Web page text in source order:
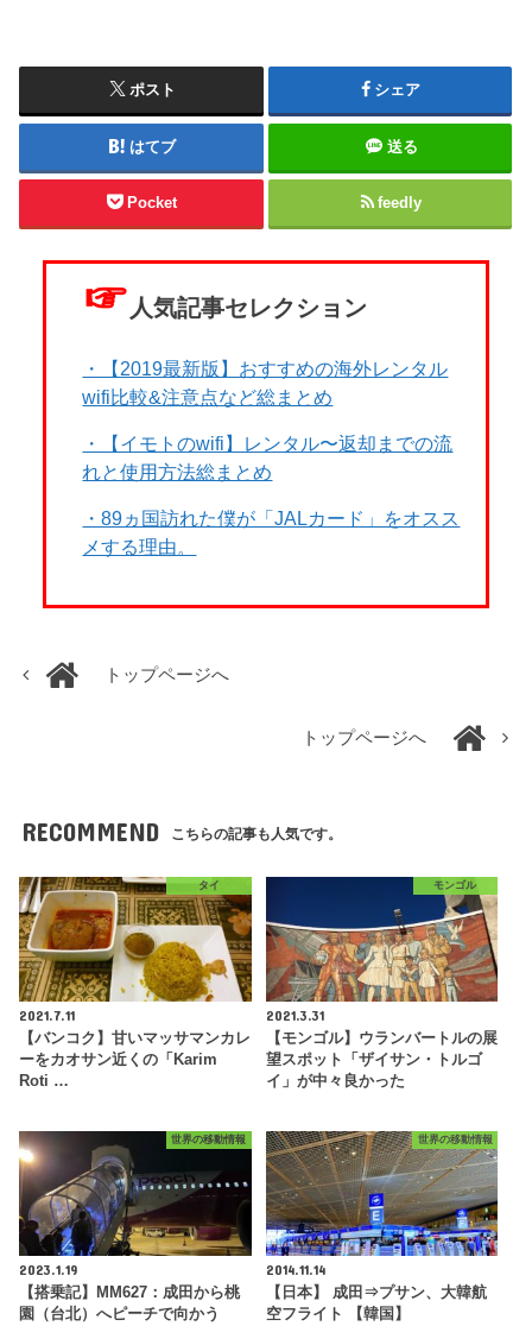
ポスト シェア
はてブ 送る
Pocket feedly
☞ 人気記事セレクション
・【2019最新版】おすすめの海外レンタル
wifi比較&注意点など総まとめ
・【イモトのwifi】レンタル〜返却までの流
れと使用方法総まとめ
・89ヵ国訪れた僕が「JALカード」をオスス
メする理由。
トップページへ
トップページへ
RECOMMEND こちらの記事も人気です。
タイ
2021.7.11
【バンコク】甘いマッサマンカレ
ーをカオサン近くの「Karim
Roti …
モンゴル
2021.3.31
【モンゴル】ウランバートルの展
望スポット「ザイサン・トルゴ
イ」が中々良かった
世界の移動情報
2023.1.19
【搭乗記】MM627：成田から桃
園（台北）へピーチで向かう
世界の移動情報
2014.11.14
【日本】 成田⇒プサン、大韓航
空フライト 【韓国】